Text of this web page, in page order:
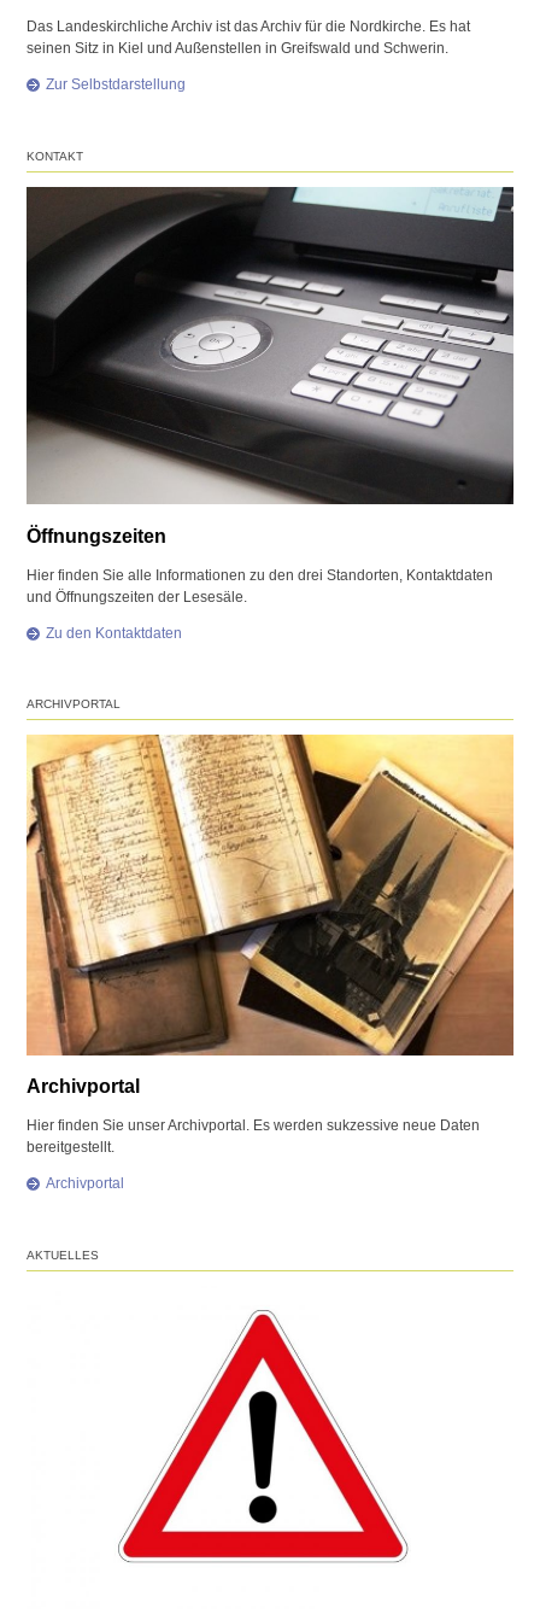
Das Landeskirchliche Archiv ist das Archiv für die Nordkirche. Es hat
seinen Sitz in Kiel und Außenstellen in Greifswald und Schwerin.
Zur Selbstdarstellung
KONTAKT
Öffnungszeiten
Hier finden Sie alle Informationen zu den drei Standorten, Kontaktdaten
und Öffnungszeiten der Lesesäle.
Zu den Kontaktdaten
ARCHIVPORTAL
Archivportal
Hier finden Sie unser Archivportal. Es werden sukzessive neue Daten
bereitgestellt.
Archivportal
AKTUELLES